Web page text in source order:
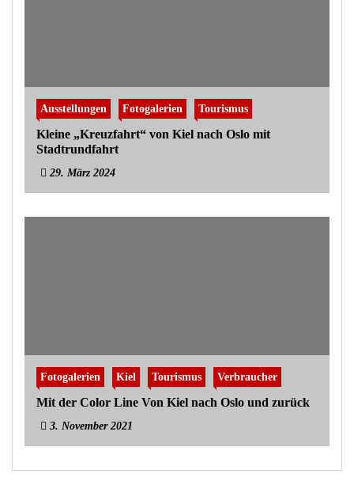
Ausstellungen Fotogalerien Tourismus
Kleine „Kreuzfahrt“ von Kiel nach Oslo mit
Stadtrundfahrt
29. März 2024
Fotogalerien Kiel Tourismus Verbraucher
Mit der Color Line Von Kiel nach Oslo und zurück
3. November 2021